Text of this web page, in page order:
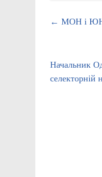
← МОН і
Начальник
селекторній